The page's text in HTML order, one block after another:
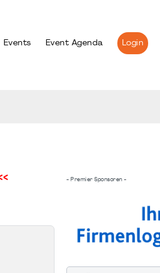
Events Event Agenda Login
- Premier Sponsoren -